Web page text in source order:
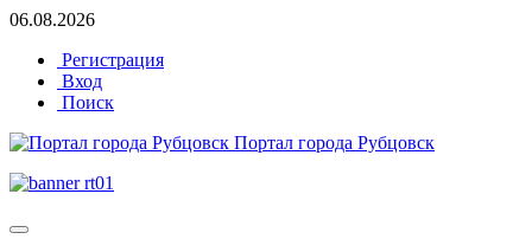
06.08.2026
Регистрация
Вход
Поиск
Портал города Рубцовск